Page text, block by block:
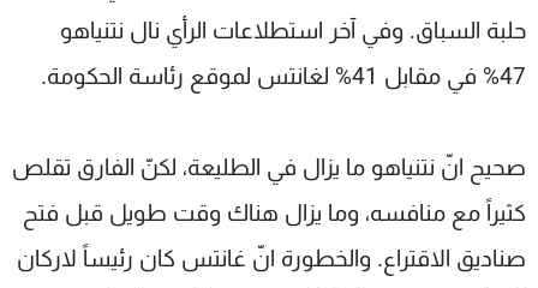
حلبة السباق. وفي آخر استطلاعات الرأي نال نتنياهو
47% في مقابل 41% لغانتس لموقع رئاسة الحكومة.
صحيح انّ نتنياهو ما يزال في الطليعة، لكنّ الفارق تقلص
كثيراً مع منافسه، وما يزال هناك وقت طويل قبل فتح
صناديق الاقتراع. والخطورة انّ غانتس كان رئيساً لاركان